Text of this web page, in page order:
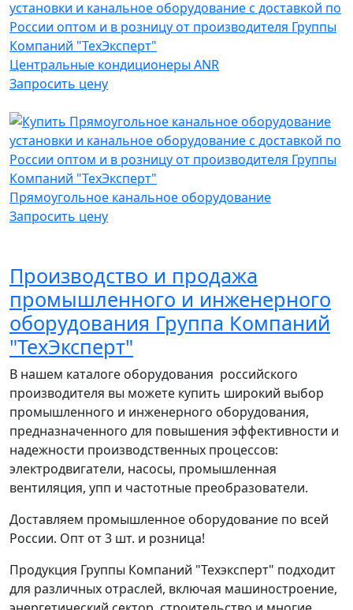
Центральные кондиционеры ANR
Запросить цену
Прямоугольное канальное оборудование
Запросить цену
Производство и продажа
промышленного и инженерного
оборудования Группа Компаний
"ТехЭксперт"
В нашем каталоге оборудования российского
производителя вы можете купить широкий выбор
промышленного и инженерного оборудования,
предназначенного для повышения эффективности и
надежности производственных процессов:
электродвигатели, насосы, промышленная
вентиляция, упп и частотные преобразователи.
Доставляем промышленное оборудование по всей
России. Опт от 3 шт. и розница!
Продукция Группы Компаний "Техэксперт" подходит
для различных отраслей, включая машиностроение,